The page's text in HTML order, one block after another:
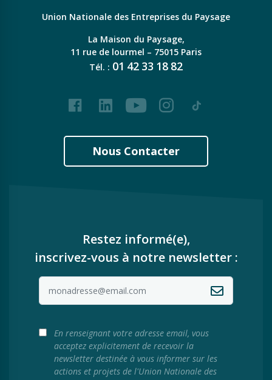
Union Nationale des Entreprises du Paysage
La Maison du Paysage,
11 rue de lourmel – 75015 Paris
Tél. : 01 42 33 18 82
FacebookLinkedInYoutubeInstagram
Tiktok
Nous Contacter
Restez informé(e),
inscrivez-vous à notre newsletter :
En renseignant votre adresse email, vous
acceptez explicitement de recevoir la
newsletter destinée à vous informer sur les
actions et projets de l'Union Nationale des